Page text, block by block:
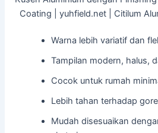
Coating | yuhfield.net | Citilum
Warna lebih variatif dan
Tampilan modern, halus,
Cocok untuk rumah
Lebih tahan terhadap
Mudah disesuaikan